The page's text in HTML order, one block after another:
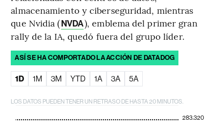
almacenamiento y ciberseguridad, mientras
que Nvidia (NVDA), emblema del primer gran
rally de la IA, quedó fuera del grupo líder.
ASÍ SE HA COMPORTADO LA ACCIÓN DE DATADOG
1D 1M 3M YTD 1A 3A 5A
LOS DATOS PUEDEN TENER UN RETRASO DE HASTA 20 MINUTOS.
283.320